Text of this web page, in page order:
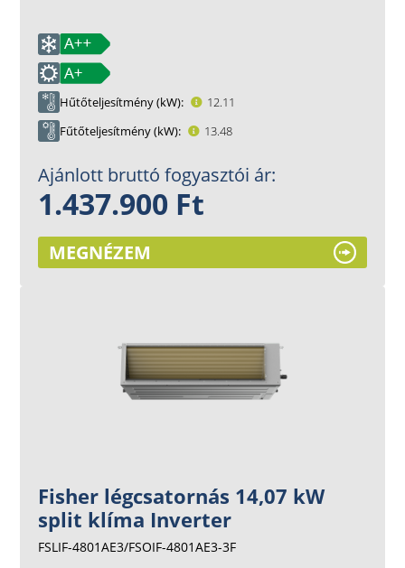
Hűtőteljesítmény (kW)
12.11
Fűtőteljesítmény (kW)
13.48
Ajánlott bruttó fogyasztói ár:
1.437.900 Ft
MEGNÉZEM
Fisher légcsatornás 14,07 kW
split klíma Inverter
FSLIF-4801AE3/FSOIF-4801AE3-3F